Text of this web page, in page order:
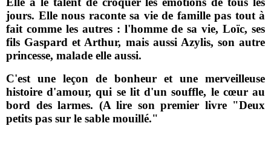
jours. Elle nous raconte sa vie de famille pas tout à
fait comme les autres : l'homme de sa vie, Loïc, ses
fils Gaspard et Arthur, mais aussi Azylis, son autre
princesse, malade elle aussi.
C'est une leçon de bonheur et une merveilleuse
histoire d'amour, qui se lit d'un souffle, le cœur au
bord des larmes. (A lire son premier livre "Deux
petits pas sur le sable mouillé."